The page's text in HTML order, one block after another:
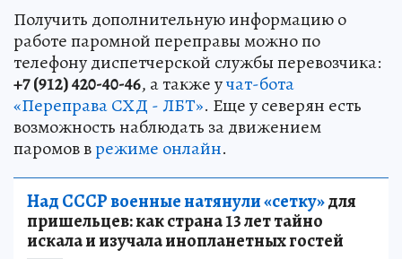
Получить дополнительную информацию о
работе паромной переправы можно по
телефону диспетчерской службы перевозчика:
+7 (912) 420-40-46, а также учат-бота
«Переправа СХД - ЛБТ». Еще у северян есть
возможность наблюдать за движением
паромов врежиме онлайн.
Над СССР военные натянули «сетку»для
пришельцев: как страна 13 лет тайно
искала и изучала инопланетных гостей